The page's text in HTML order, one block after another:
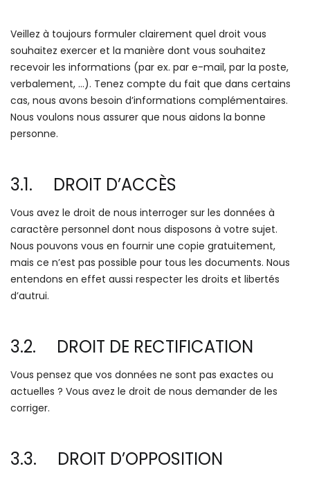
Veillez à toujours formuler clairement quel droit vous
souhaitez exercer et la manière dont vous souhaitez
recevoir les informations (par ex. par e-mail, par la poste,
verbalement, …). Tenez compte du fait que dans certains
cas, nous avons besoin d’informations complémentaires.
Nous voulons nous assurer que nous aidons la bonne
personne.
3.1. DROIT D’ACCÈS
Vous avez le droit de nous interroger sur les données à
caractère personnel dont nous disposons à votre sujet.
Nous pouvons vous en fournir une copie gratuitement,
mais ce n’est pas possible pour tous les documents. Nous
entendons en effet aussi respecter les droits et libertés
d’autrui.
3.2. DROIT DE RECTIFICATION
Vous pensez que vos données ne sont pas exactes ou
actuelles ? Vous avez le droit de nous demander de les
corriger.
3.3. DROIT D’OPPOSITION